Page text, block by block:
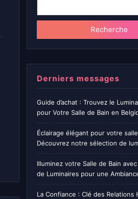
Recherche
Derniers messages
Guide d’achat : Trouvez le
pour Votre Salle de Bain en
Éclairage élégant pour votre
Découvrez notre sélection de
Illuminez votre Salle de Bain
de Luminaires pour une
La Confiance : Clé des Relations